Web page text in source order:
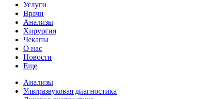
Услуги
Врачи
Анализы
Хирургия
Чекапы
О нас
Новости
Еще
Анализы
Ультразвуковая диагностика